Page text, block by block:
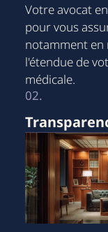
Votre avocat
pour vous
notamment en
l'étendue de
médicale.
02.